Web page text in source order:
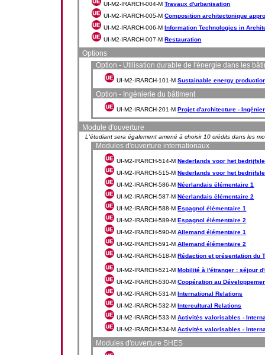
UI-M2-IRARCH-004-MTravaux d'urbanisation
UI-M2-IRARCH-005-MComposition architectonique
UI-M2-IRARCH-006-MInformation Technologies in
UI-M2-IRARCH-007-MRestauration
Options
Option - Utilisation durable de l'énergie dans les
UI-M2-IRARCH-101-MSustainable energy
Option - Ingénierie du bâtiment
UI-M2-IRARCH-201-MProjet d'architecture -
Module d'ouverture
L'étudiant sera également amené à choisir 10 crédits dans les
Modules d'ouverture internationaux
UI-M2-IRARCH-514-MNederlands voor het
UI-M2-IRARCH-515-MNederlands voor het
UI-M2-IRARCH-586-MNéerlandais élémentaire 1
UI-M2-IRARCH-587-MNéerlandais élémentaire 2
UI-M2-IRARCH-588-MEspagnol élémentaire 1
UI-M2-IRARCH-589-MEspagnol élémentaire 2
UI-M2-IRARCH-590-MAllemand élémentaire 1
UI-M2-IRARCH-591-MAllemand élémentaire 2
UI-M2-IRARCH-518-MRédaction et présentation du
UI-M2-IRARCH-521-MMobilité à l'étranger : séjour
UI-M2-IRARCH-530-MCoopération au
UI-M2-IRARCH-531-MInternational Relations
UI-M2-IRARCH-532-MIntercultural Relations
UI-M2-IRARCH-533-MActivités valorisables -
UI-M2-IRARCH-534-MActivités valorisables -
Modules d'ouverture SHES